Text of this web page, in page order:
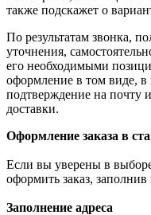
также подскажет о
По результатам звонка,
уточнения,
его необходимыми
оформление в том виде, в
подтверждение на почту
доставки.
Оформление заказа в
Если вы уверены в
оформить заказ,
Заполнение адреса